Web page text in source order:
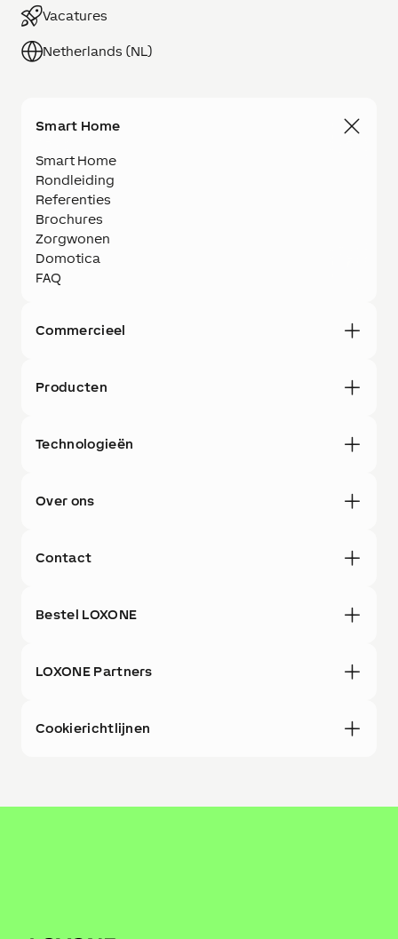
Vacatures
Netherlands (NL)
Smart Home
Smart Home
Rondleiding
Referenties
Brochures
Zorgwonen
Domotica
FAQ
Commercieel
Producten
Technologieën
Over ons
Contact
Bestel LOXONE
LOXONE Partners
Cookierichtlijnen